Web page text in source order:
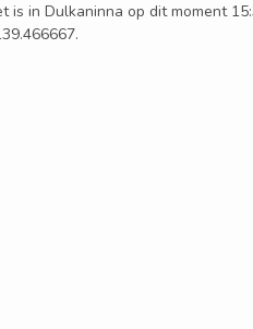
in Dulkaninna op dit moment